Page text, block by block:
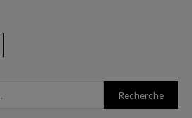
Recherche
rr